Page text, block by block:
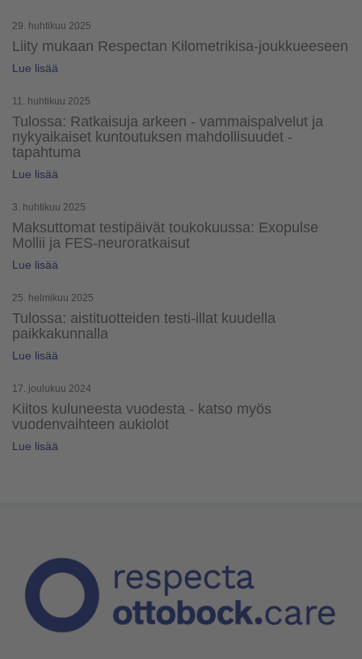
29. huhtikuu 2025
Liity mukaan Respectan Kilometrikisa-joukkueeseen
Lue lisää
11. huhtikuu 2025
Tulossa: Ratkaisuja arkeen - vammaispalvelut ja
nykyaikaiset kuntoutuksen mahdollisuudet -
tapahtuma
Lue lisää
3. huhtikuu 2025
Maksuttomat testipäivät toukokuussa: Exopulse
Mollii ja FES-neuroratkaisut
Lue lisää
25. helmikuu 2025
Tulossa: aistituotteiden testi-illat kuudella
paikkakunnalla
Lue lisää
17. joulukuu 2024
Kiitos kuluneesta vuodesta - katso myös
vuodenvaihteen aukiolot
Lue lisää